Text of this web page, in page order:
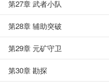
第27章 武者小队
第28章 辅助突破
第29章 元矿守卫
第30章 勘探